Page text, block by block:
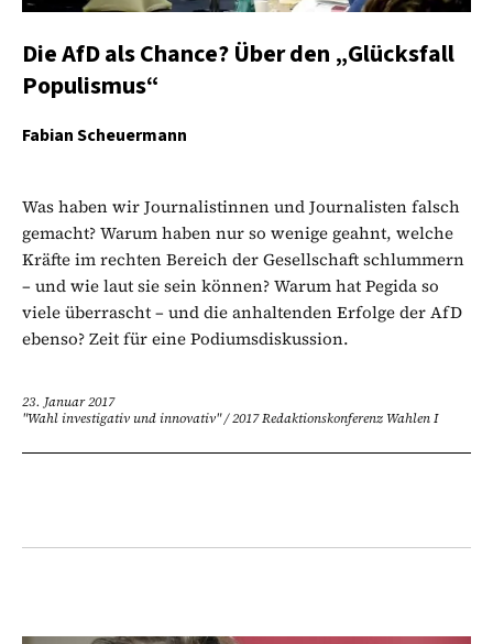
Die AfD als Chance? Über den „Glücksfall
Populismus“
Fabian Scheuermann
Was haben wir Journalistinnen und Journalisten falsch
gemacht? Warum haben nur so wenige geahnt, welche
Kräfte im rechten Bereich der Gesellschaft schlummern
– und wie laut sie sein können? Warum hat Pegida so
viele überrascht – und die anhaltenden Erfolge der AfD
ebenso? Zeit für eine Podiumsdiskussion.
23. Januar 2017
"Wahl investigativ und innovativ"/2017 Redaktionskonferenz Wahlen I